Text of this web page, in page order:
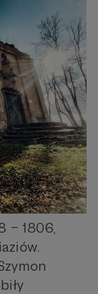
– 1806,